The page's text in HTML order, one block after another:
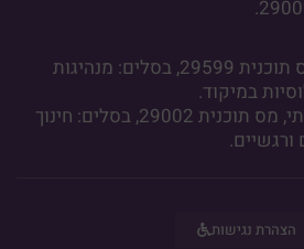
פדגוגיה בהקשב"ה, מס תוכנית 29599, בסלים: מנהיגות
במיקוד.
הפנינג חדר כושר חברתי, מס תוכנית 29002, בסלים: חינוך
ורגשיים.
הצהרת נגישות